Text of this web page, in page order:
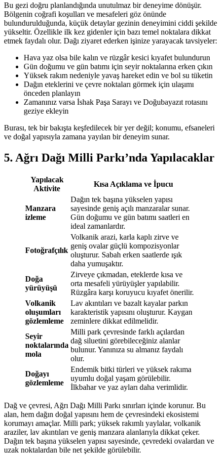
Bu gezi doğru planlandığında unutulmaz bir deneyime dönüşür.
Bölgenin coğrafi koşulları ve mesafeleri göz önünde
bulundurulduğunda, küçük detaylar gezinin deneyimini ciddi şekilde
yükseltir. Özellikle ilk kez gidenler için bazı temel noktalara dikkat
etmek faydalı olur. Dağı ziyaret ederken işinize yarayacak tavsiyeler:
Hava yaz olsa bile kalın ve rüzgâr kesici kıyafet bulundurun
Gün doğumu ve gün batımı için seyir noktalarına erken çıkın
Yüksek rakım nedeniyle yavaş hareket edin ve bol su tüketin
Dağın eteklerini ve çevre noktaları görmek için ulaşımı
önceden planlayın
Zamanınız varsa İshak Paşa Sarayı ve Doğubayazıt rotasını
geziye ekleyin
Burası, tek bir bakışta keşfedilecek bir yer değil; konumu, efsaneleri
ve doğal yapısıyla zamana yayılan bir deneyim sunar.
5. Ağrı Dağı Milli Parkı’nda Yapılacaklar
Yapılacak
Aktivite
Kısa Açıklama ve İpucu
Manzara
izleme
Dağın tek başına yükselen yapısı
sayesinde geniş açılı manzaralar sunar.
Gün doğumu ve gün batımı saatleri en
ideal zamanlardır.
Fotoğrafçılık
Volkanik arazi, karla kaplı zirve ve
geniş ovalar güçlü kompozisyonlar
oluşturur. Sabah erken saatlerde ışık
daha yumuşaktır.
Doğa
yürüyüşü
Zirveye çıkmadan, eteklerde kısa ve
orta mesafeli yürüyüşler yapılabilir.
Rüzgâra karşı koruyucu kıyafet önerilir.
Volkanik
oluşumları
gözlemleme
Lav akıntıları ve bazalt kayalar parkın
karakteristik yapısını oluşturur. Kaygan
zeminlere dikkat edilmelidir.
Seyir
noktalarında
mola
Milli park çevresinde farklı açılardan
dağ siluetini görebileceğiniz alanlar
bulunur. Yanınıza su almanız faydalı
olur.
Doğayı
gözlemleme
Endemik bitki türleri ve yüksek rakıma
uyumlu doğal yaşam görülebilir.
İlkbahar ve yaz ayları daha verimlidir.
Dağ ve çevresi, Ağrı Dağı Milli Parkı sınırları içinde korunur. Bu
alan, hem dağın doğal yapısını hem de çevresindeki ekosistemi
korumayı amaçlar. Milli park; yüksek rakımlı yaylalar, volkanik
araziler, lav akıntıları ve geniş manzara alanlarıyla dikkat çeker.
Dağın tek başına yükselen yapısı sayesinde, çevredeki ovalardan ve
uzak noktalardan bile net şekilde görülebilir.